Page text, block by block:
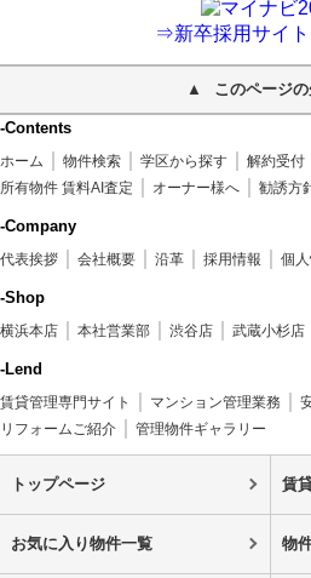
⇒新卒採用サイト
このページ
-Contents
ホーム 物件検索 学区から探す 解約受付
所有物件 賃料AI査定
オーナー様へ 勧誘方
-Company
代表挨拶 会社概要 沿革 採用情報 個
-Shop
横浜本店 本社営業部 渋谷店 武蔵小杉店
-Lend
賃貸管理専門サイト マンション管理業務
リフォームご紹介
管理物件ギャラリー
トップページ 賃
お気に入り物件一覧 物